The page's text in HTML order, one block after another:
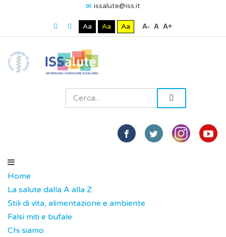
issalute@iss.it
Aa Aa Aa A- A A+
Home
La salute dalla A alla Z
Stili di vita, alimentazione e ambiente
Falsi miti e bufale
Chi siamo